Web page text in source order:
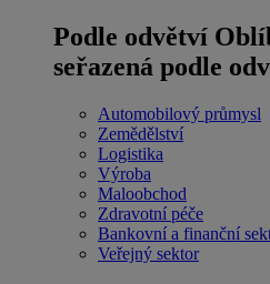
Podle odvětví
seřazená podle
Automobilový průmysl
Zemědělství
Logistika
Výroba
Maloobchod
Zdravotní péče
Bankovní a finanční
Veřejný sektor